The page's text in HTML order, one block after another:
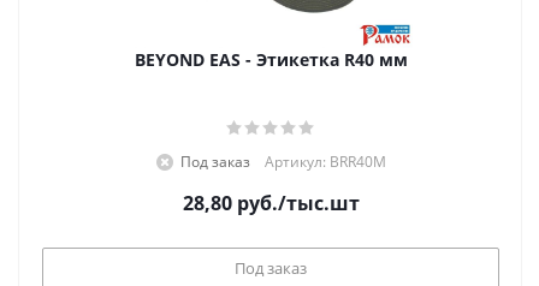
BEYOND EAS - Этикетка R40 мм
Под заказ Артикул: BRR40M
28,80руб./тыс.шт
Под заказ